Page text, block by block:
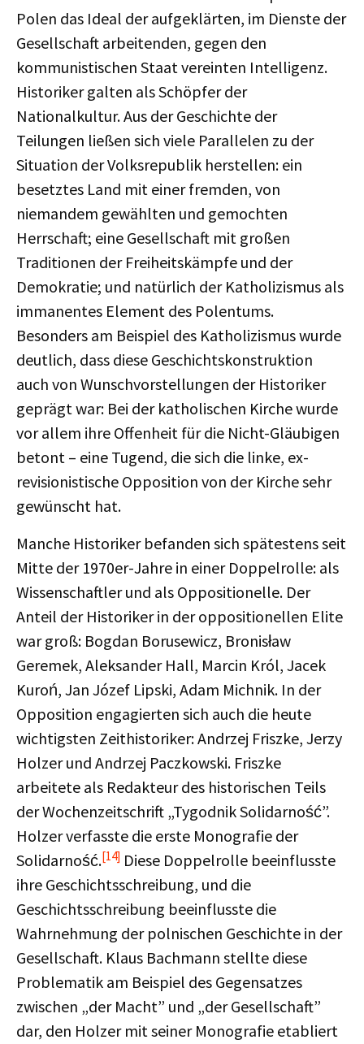
Polen das Ideal der aufgeklärten, im Dienste der
Gesellschaft arbeitenden, gegen den
kommunistischen Staat vereinten Intelligenz.
Historiker galten als Schöpfer der
Nationalkultur. Aus der Geschichte der
Teilungen ließen sich viele Parallelen zu der
Situation der Volksrepublik herstellen: ein
besetztes Land mit einer fremden, von
niemandem gewählten und gemochten
Herrschaft; eine Gesellschaft mit großen
Traditionen der Freiheitskämpfe und der
Demokratie; und natürlich der Katholizismus als
immanentes Element des Polentums.
Besonders am Beispiel des Katholizismus wurde
deutlich, dass diese Geschichtskonstruktion
auch von Wunschvorstellungen der Historiker
geprägt war: Bei der katholischen Kirche wurde
vor allem ihre Offenheit für die Nicht-Gläubigen
betont – eine Tugend, die sich die linke, ex-
revisionistische Opposition von der Kirche sehr
gewünscht hat.
Manche Historiker befanden sich spätestens seit
Mitte der 1970er-Jahre in einer Doppelrolle: als
Wissenschaftler und als Oppositionelle. Der
Anteil der Historiker in der oppositionellen Elite
war groß: Bogdan Borusewicz, Bronisław
Geremek, Aleksander Hall, Marcin Król, Jacek
Kuroń, Jan Józef Lipski, Adam Michnik. In der
Opposition engagierten sich auch die heute
wichtigsten Zeithistoriker: Andrzej Friszke, Jerzy
Holzer und Andrzej Paczkowski. Friszke
arbeitete als Redakteur des historischen Teils
der Wochenzeitschrift „Tygodnik Solidarność”.
Holzer verfasste die erste Monografie der
Solidarność.[14] Diese Doppelrolle beeinflusste
ihre Geschichtsschreibung, und die
Geschichtsschreibung beeinflusste die
Wahrnehmung der polnischen Geschichte in der
Gesellschaft. Klaus Bachmann stellte diese
Problematik am Beispiel des Gegensatzes
zwischen „der Macht” und „der Gesellschaft”
dar, den Holzer mit seiner Monografie etabliert